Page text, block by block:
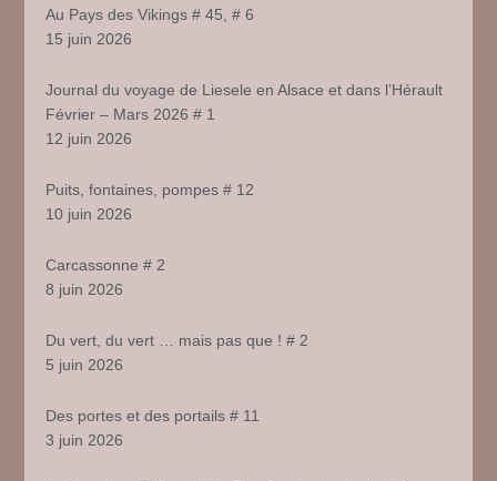
Au Pays des Vikings # 45, # 6
15 juin 2026
Journal du voyage de Liesele en Alsace et dans l’Hérault
Février – Mars 2026 # 1
12 juin 2026
Puits, fontaines, pompes # 12
10 juin 2026
Carcassonne # 2
8 juin 2026
Du vert, du vert … mais pas que ! # 2
5 juin 2026
Des portes et des portails # 11
3 juin 2026